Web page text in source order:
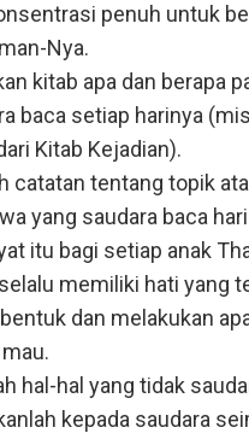
penuh untuk
Nya.
kitab apa dan berapa
baca setiap harinya
Kitab Kejadian).
catatan tentang topik
yang saudara baca
itu bagi setiap anak
memiliki hati yang
dan melakukan
hal-hal yang tidak
kepada saudara